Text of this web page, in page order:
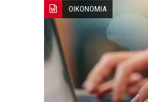
ΟΙΚΟΝΟΜΙΑ